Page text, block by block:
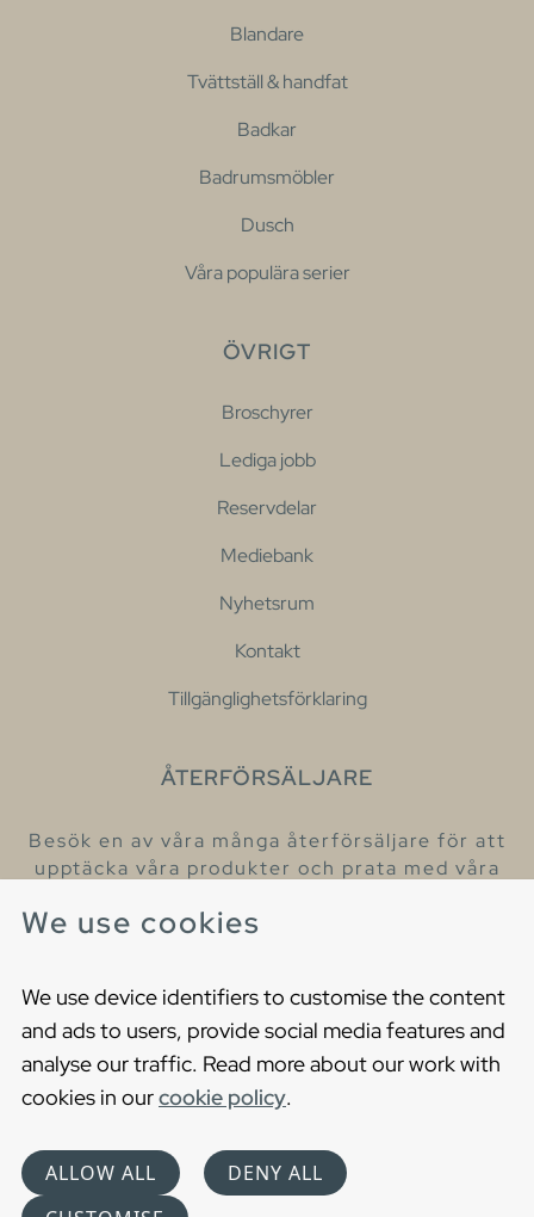
We use cookies
We use device identifiers to customise the content
and ads to users, provide social media features and
analyse our traffic. Read more about our work with
cookies in ourcookie policy.
ALLOW ALL
DENY ALL
Blandare
Tvättställ & handfat
Badkar
Badrumsmöbler
Dusch
Våra populära serier
ÖVRIGT
Broschyrer
Lediga jobb
Reservdelar
Mediebank
Nyhetsrum
Kontakt
Tillgänglighetsförklaring
ÅTERFÖRSÄLJARE
Besök en av våra många återförsäljare för att
upptäcka våra produkter och prata med våra
Cookies
Privacy statement
Choose language